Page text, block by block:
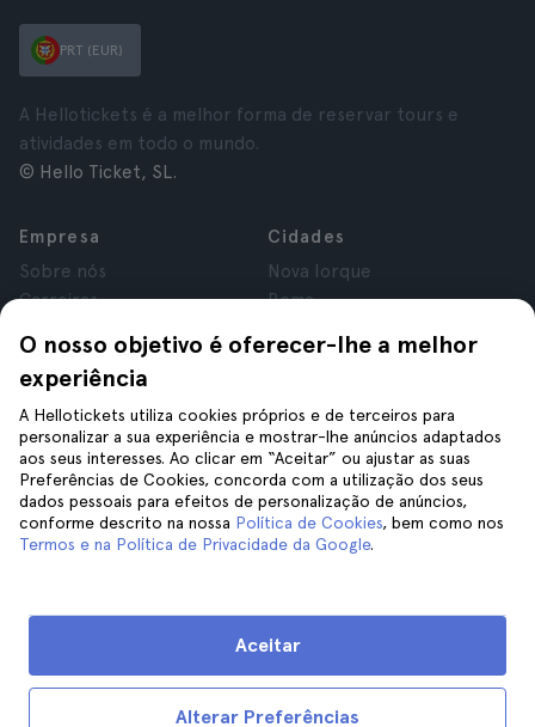
O nosso objetivo é oferecer-lhe a melhor
experiência
A Hellotickets utiliza cookies próprios e de terceiros para
personalizar a sua experiência e mostrar-lhe anúncios adaptados
aos seus interesses. Ao clicar em “Aceitar” ou ajustar as suas
Preferências de Cookies, concorda com a utilização dos seus
dados pessoais para efeitos de personalização de anúncios,
conforme descrito na nossa Política de Cookies, bem como nos
Termos e na Política de Privacidade da Google.
Alterar Preferências
Aceitar
PRT (EUR)
A Hellotickets é a melhor forma de reservar tours e
atividades em todo o mundo.
© Hello Ticket, SL.
Empresa
Sobre nós
Carreiras
Avaliações
Privacidade
Termos e Condições
Aviso Legal
Cookies
Cidades
Nova Iorque
Roma
Londres
Cracóvia
Tenerife
Ajuda
Siga-nos